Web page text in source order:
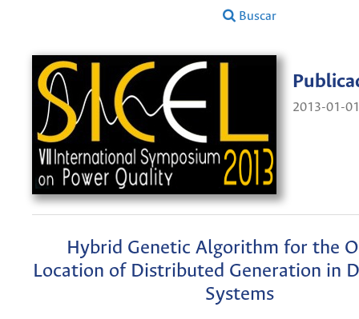
Buscar
2013-01-01
Hybrid Genetic Algorithm for the
Location of Distributed Generation in
Systems